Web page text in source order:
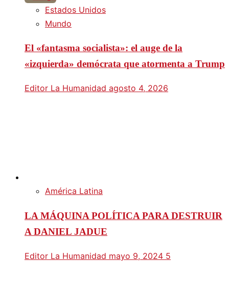
Estados Unidos
Mundo
El «fantasma socialista»: el auge de la
«izquierda» demócrata que atormenta a Trump
Editor La Humanidad agosto 4, 2026
América Latina
LA MÁQUINA POLÍTICA PARA DESTRUIR
A DANIEL JADUE
Editor La Humanidad mayo 9, 2024 5